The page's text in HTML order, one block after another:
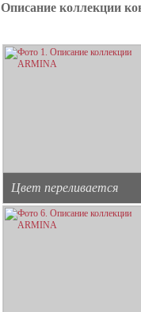
Описание коллекции
Цвет переливается